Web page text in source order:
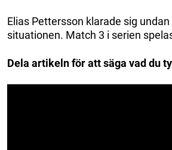
Elias Pettersson klarade sig
situationen. Match 3 i serien
Dela artikeln för att säga vad du